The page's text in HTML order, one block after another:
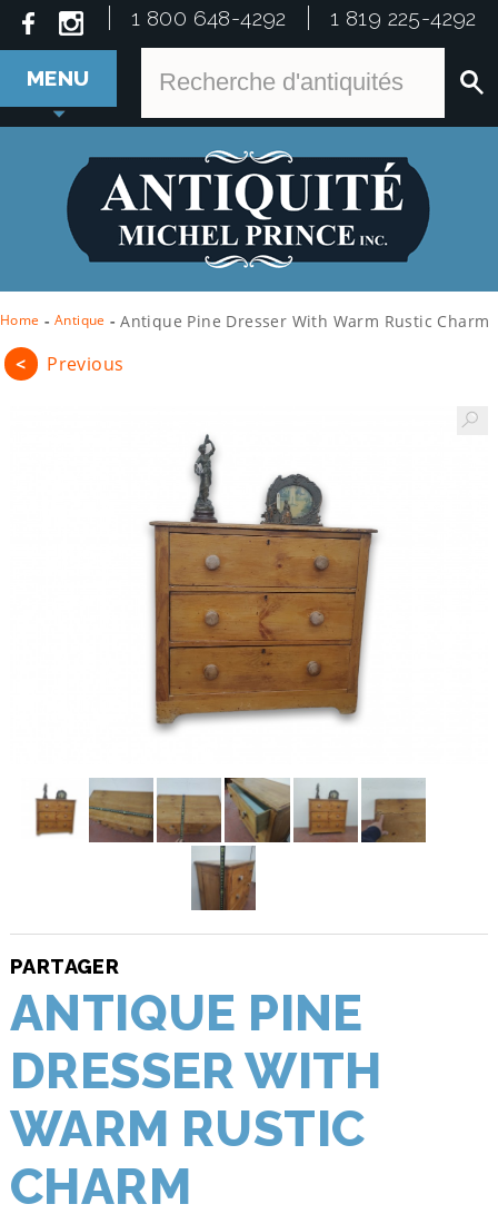
1 800 648-4292 1 819 225-4292
MENU
Home - Antique - Antique Pine Dresser With Warm Rustic Charm
< Previous
PARTAGER
ANTIQUE PINE
DRESSER WITH
WARM RUSTIC
CHARM